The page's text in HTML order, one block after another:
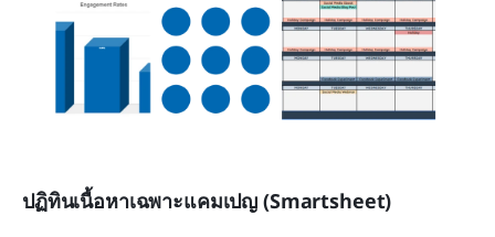
ปฏิทินเนื้อหาเฉพาะแคมเปญ (Smartsheet)